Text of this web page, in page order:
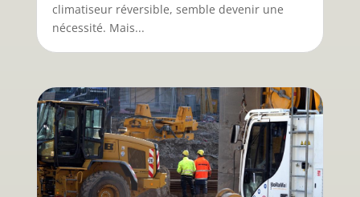
climatiseur réversible, semble devenir une
nécessité. Mais...